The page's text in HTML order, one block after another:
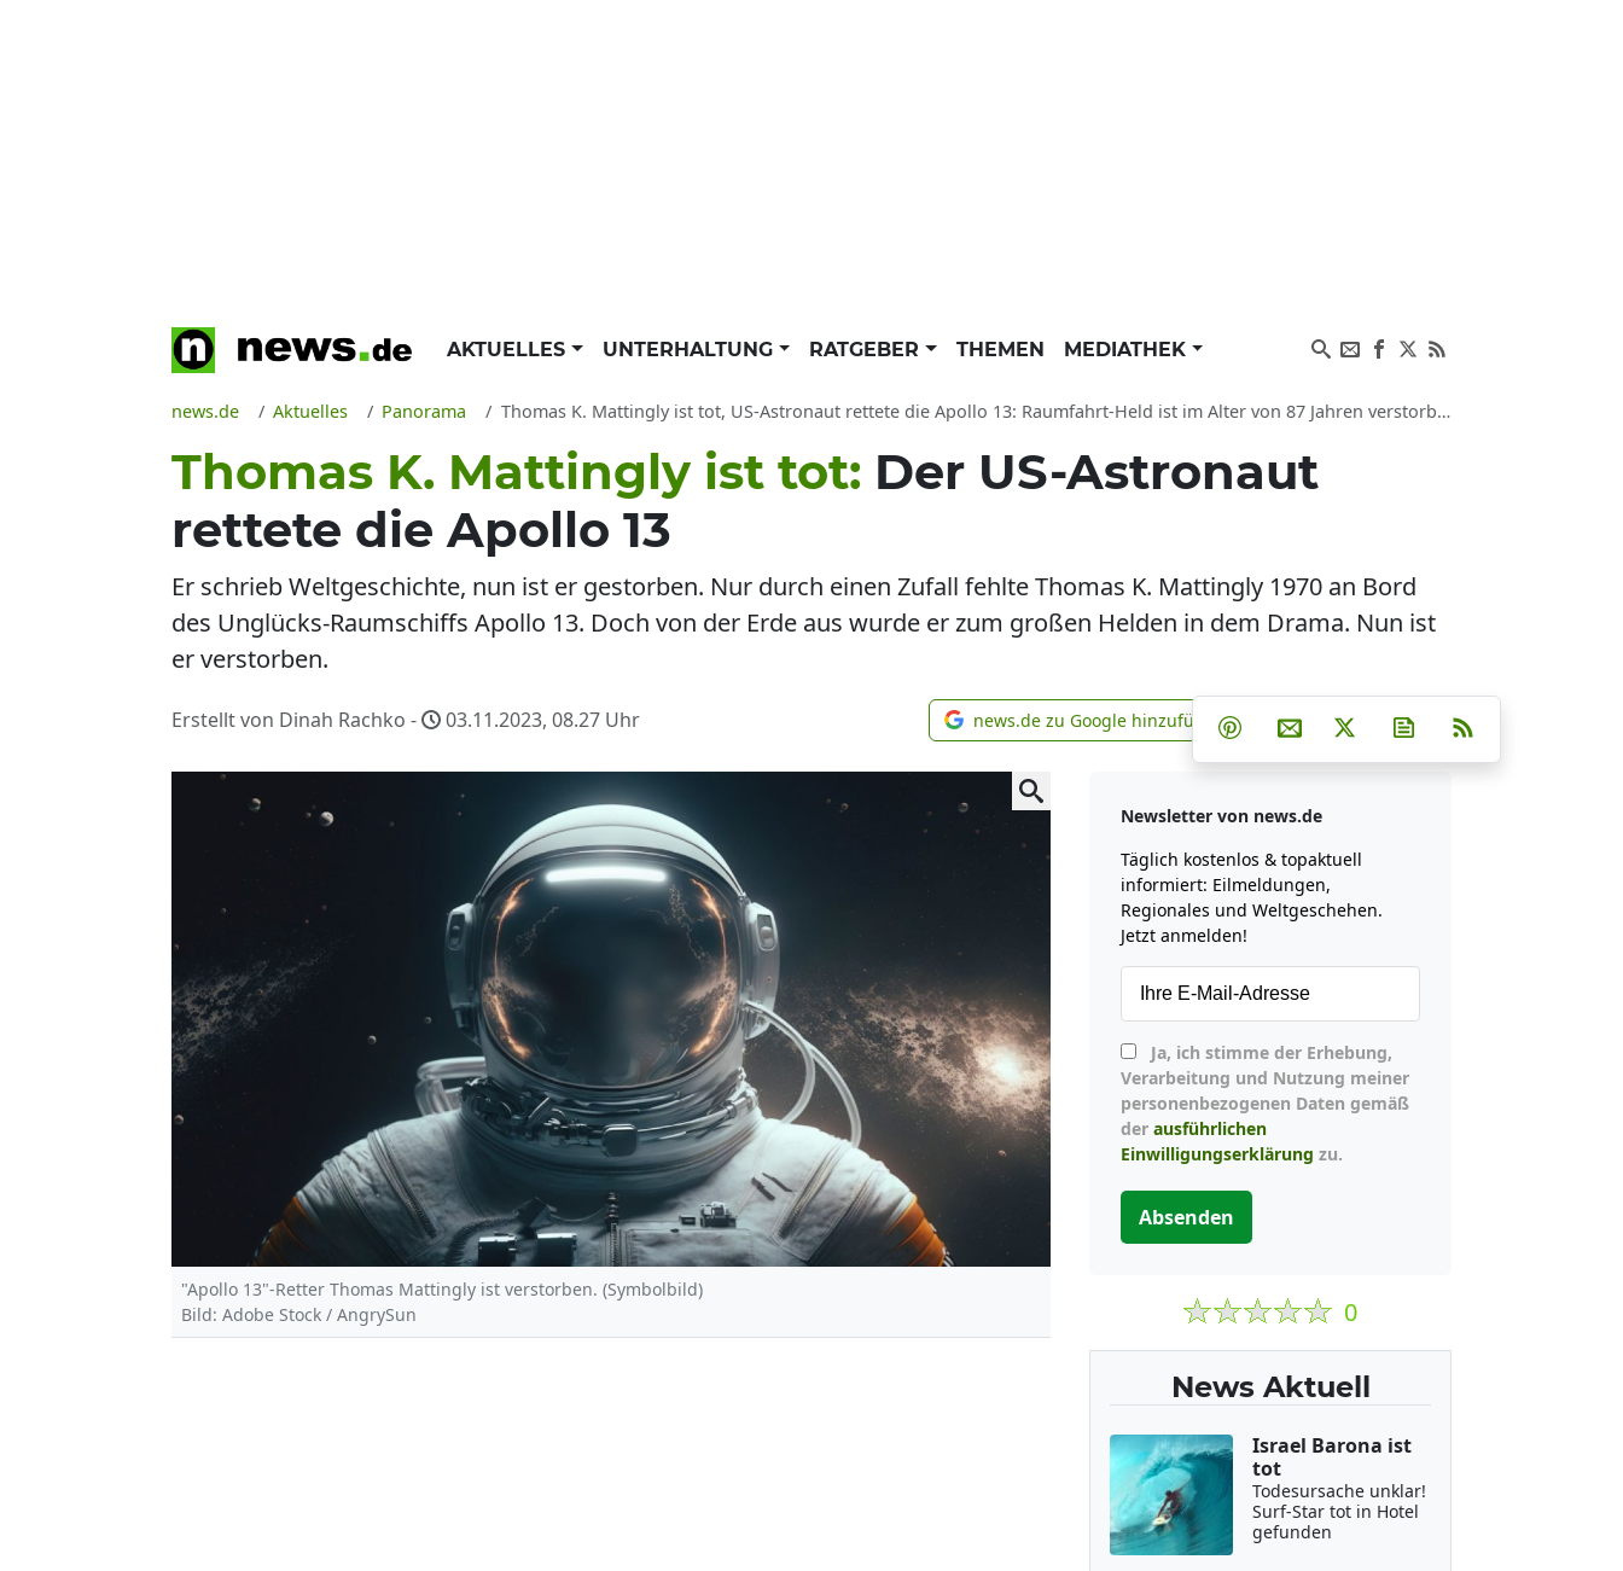
AKTUELLES UNTERHALTUNG RATGEBER THEMEN MEDIATHEK
news.de Aktuelles Panorama Thomas K. Mattingly ist tot, US-Astronaut rettete die Apollo 13: Raumfahrt-Held ist im Alter von 87 Jahren verstorben
Thomas K. Mattingly ist tot: Der US-Astronaut
rettete die Apollo 13
Er schrieb Weltgeschichte, nun ist er gestorben. Nur durch einen Zufall fehlte Thomas K. Mattingly 1970 an Bord
des Unglücks-Raumschiffs Apollo 13. Doch von der Erde aus wurde er zum großen Helden in dem Drama. Nun ist
er verstorben.
Erstellt von Dinah Rachko - 03.11.2023, 08.27 Uhr news.de zu Google hinzufügen
news.de zu Google hinzufügen Teilen auf Facebook
Teilen auf Whatsapp
Teilen auf Telegram
Teilen auf Pinterest
Per E-Mail teilen
Post auf XNewsletter
"Apollo 13"-Retter Thomas Mattingly ist verstorben. (Symbolbild)
Bild: Adobe Stock / AngrySun
Newsletter von news.de
Täglich kostenlos & topaktuell
informiert: Eilmeldungen,
Regionales und Weltgeschehen.
Jetzt anmelden!
Verarbeitung und Nutzung meiner
personenbezogenen Daten gemäß
der ausführlichen
Einwilligungserklärung zu.
Absenden
0
News Aktuell
Israel Barona ist
tot
Todesursache unklar!
Surf-Star tot in Hotel
gefunden